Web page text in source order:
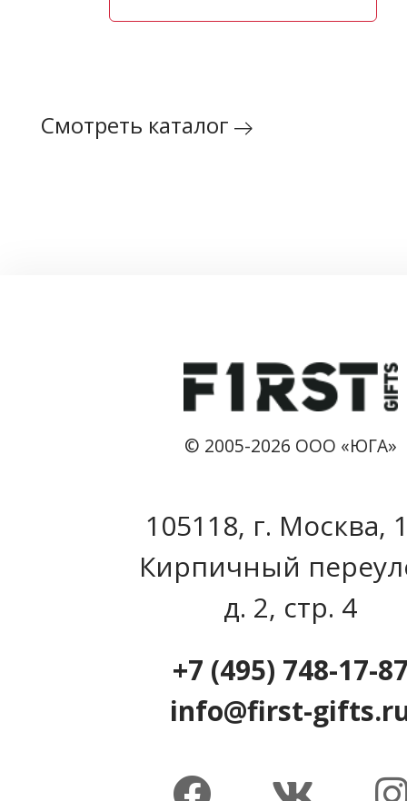
Смотреть каталог
© 2005-2026 ООО «ЮГА»
105118, г. Москва,
Кирпичный
д. 2, стр. 4
+7 (495) 748-17-
info@first-